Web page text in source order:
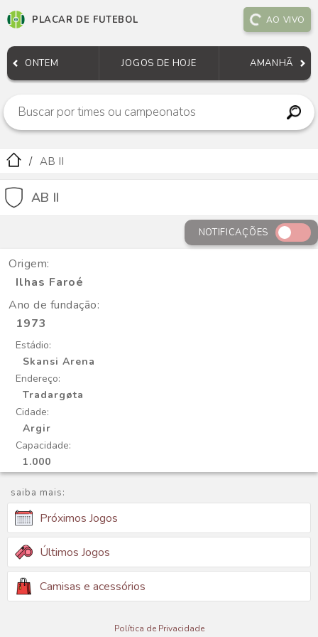
PLACAR DE FUTEBOL AO VIVO
ONTEM JOGOS DE HOJE AMANHÃ
AB II
AB II
NOTIFICAÇÕES
Origem:
Ilhas Faroé
Ano de fundação:
1973
Estádio:
Skansi Arena
Endereço:
Tradargøta
Cidade:
Argir
Capacidade:
1.000
saiba mais:
Próximos Jogos
Últimos Jogos
Camisas e acessórios
Política de Privacidade